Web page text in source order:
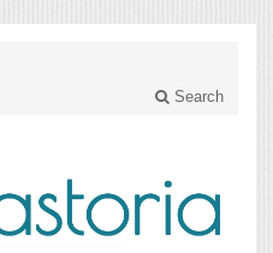
Search